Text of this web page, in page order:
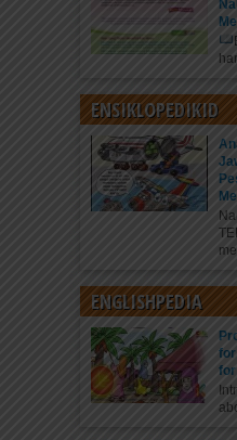
ENSIKLOPEDIKID
ENGLISHPEDIA